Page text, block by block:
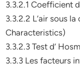
3.3.2.1 Coefficient
3.3.2.2 L’air sous
Characteristics)
3.3.2.3 Test d’
3.3.3 Les facteurs